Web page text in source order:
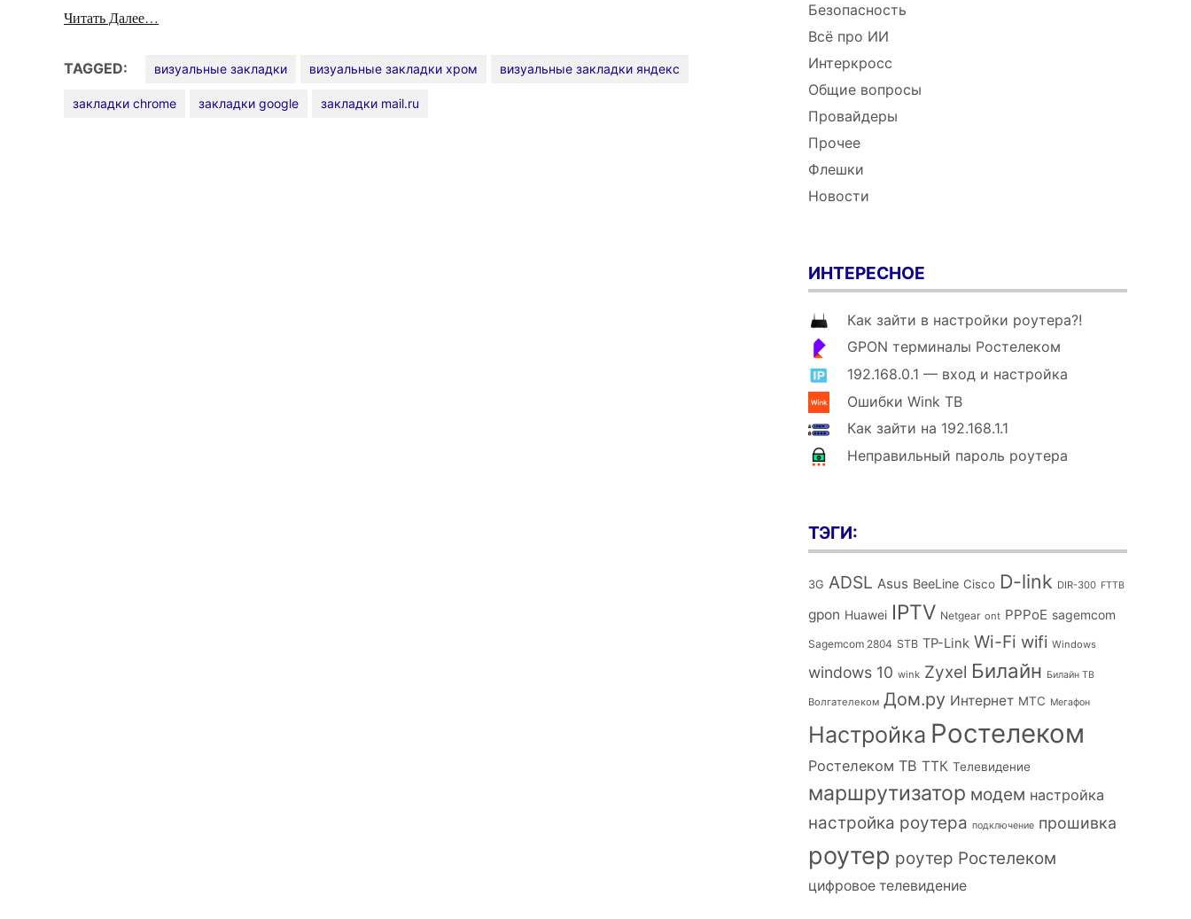
Читать Далее…
TAGGED: визуальные закладки визуальные закладки хром визуальные закладки яндекс
закладки chrome закладки google закладки mail.ru
Безопасность
Всё про ИИ
Интеркросс
Общие вопросы
Провайдеры
Прочее
Флешки
Новости
ИНТЕРЕСНОЕ
Как зайти в настройки роутера?!
GPON терминалы Ростелеком
192.168.0.1 — вход и настройка
Ошибки Wink ТВ
Как зайти на 192.168.1.1
Неправильный пароль роутера
ТЭГИ:
3G ADSL Asus BeeLine Cisco D-link DIR-300 FTTB
gpon Huawei IPTV Netgear ont PPPoE sagemcom
Sagemcom 2804 STB TP-Link Wi-Fi wifi Windows
windows 10 wink Zyxel Билайн Билайн ТВ
Волгателеком Дом.ру Интернет МТС Мегафон
Настройка Ростелеком
Ростелеком ТВ ТТК Телевидение
маршрутизатор модем настройка
настройка роутера подключение прошивка
роутер роутер Ростелеком
цифровое телевидение